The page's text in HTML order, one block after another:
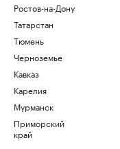
Ростов-на-Дону
Татарстан
Тюмень
Черноземье
Кавказ
Карелия
Мурманск
Приморский
край